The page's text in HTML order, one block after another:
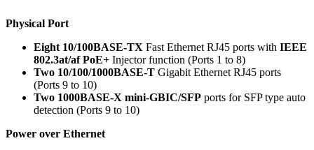
Physical Port
Eight 10/100BASE-TX Fast Ethernet RJ45 ports with IEEE
802.3at/af PoE+ Injector function (Ports 1 to 8)
Two 10/100/1000BASE-T Gigabit Ethernet RJ45 ports
(Ports 9 to 10)
Two 1000BASE-X mini-GBIC/SFP ports for SFP type auto
detection (Ports 9 to 10)
Power over Ethernet